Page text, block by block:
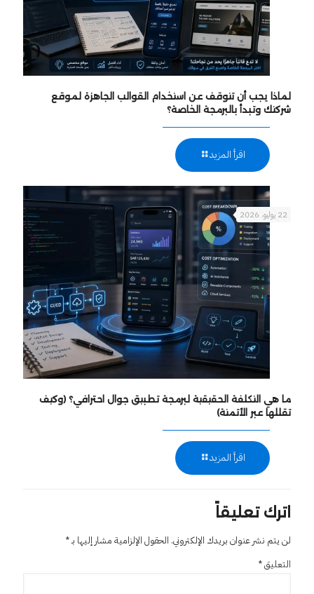
لماذا يجب أن تتوقف عن استخدام القوالب الجاهزة لموقع
شركتك وتبدأ بالبرمجة الخاصة؟
اقرأ المزيد
22 يوليو، 2026
ما هي التكلفة الحقيقية لبرمجة تطبيق جوال احترافي؟ (وكيف
تقللها عبر الأتمتة)
اقرأ المزيد
اترك تعليقاً
لن يتم نشر عنوان بريدك الإلكتروني. الحقول الإلزامية مشار إليها بـ*
التعليق*